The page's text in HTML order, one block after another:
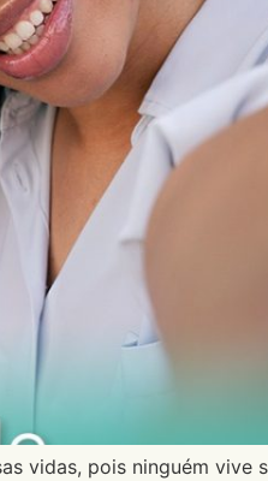
vidas, pois ninguém vive